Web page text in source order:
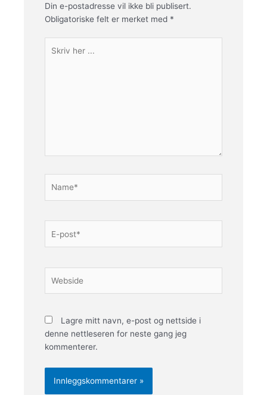
Din e-postadresse vil ikke bli publisert.
Obligatoriske felt er merket med *
her
post*
Lagre mitt navn, e-post og nettside i
denne nettleseren for neste gang jeg
kommenterer.